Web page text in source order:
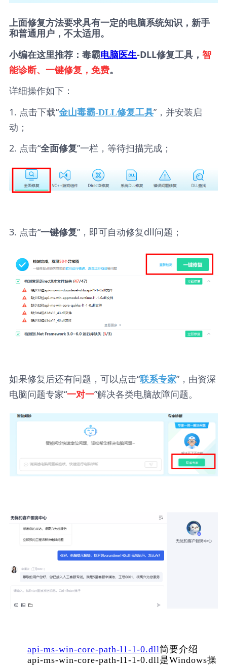
上面修复方法要求具有一定的电脑系统知识，新手
和普通用户，不太适用。
小编在这里推荐：毒霸电脑医生-DLL修复工具， 智
能诊断、一键修复，免费。
详细操作如下：
1. 点击下载“金山毒霸-DLL修复工具”，并安装启
动；
2. 点击“全面修复”一栏，等待扫描完成；
3. 点击“一键修复”，即可自动修复dll问题；
如果修复后还有问题，可以点击“联系专家”，由资深
电脑问题专家“一对一”解决各类电脑故障问题。
api-ms-win-core-path-l1-1-0.dll简要介绍